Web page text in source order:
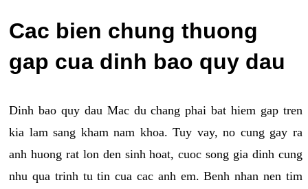
Cac bien chung thuong
gap cua dinh bao quy dau
Dinh bao quy dau Mac du chang phai bat hiem gap tren
kia lam sang kham nam khoa. Tuy vay, no cung gay ra
anh huong rat lon den sinh hoat, cuoc song gia dinh cung
nhu qua trinh tu tin cua cac anh em. Benh nhan nen tim